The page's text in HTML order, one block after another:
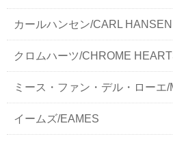
カールハンセン/CARL HANSEN
クロムハーツ/CHROME
ミース・ファン・デル・ローエ
イームズ/EAMES